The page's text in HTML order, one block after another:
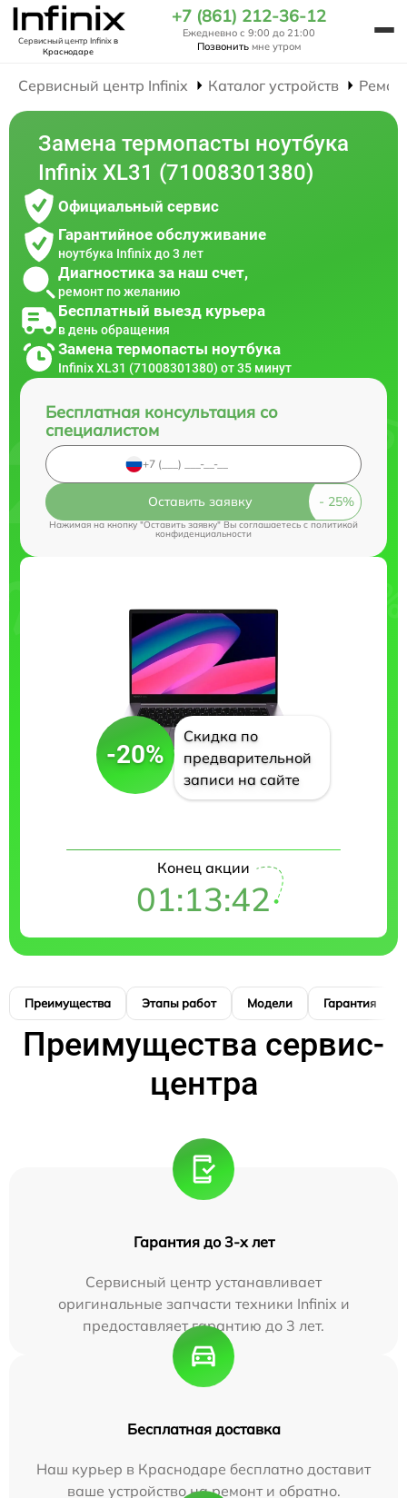
Сервисный центр Infinixв
Краснодаре
+7 (861) 212-36-12
Ежедневно с 9:00 до 21:00
Позвонить мне утром
Сервисный центр Infinix Каталог устройств
Замена термопасты ноутбука
Infinix XL31 (71008301380)
Официальный сервис
Гарантийное обслуживание
ноутбука Infinix до 3 лет
Диагностика за наш счет,
ремонт по желанию
Бесплатный выезд курьера
в день обращения
Замена термопасты ноутбука
Infinix XL31 (71008301380) от 35 минут
Бесплатная консультация со
специалистом
Оставить заявку
Нажимая на кнопку "Оставить заявку" Вы соглашаетесь cполитикой
конфиденциальности
-20%
Скидка по
предварительной
записи на сайте
Конец акции
01:13:41
Преимущества Этапы работ Модели Гарантия
Преимущества сервис-
центра
Гарантия до 3-х лет
Сервисный центр устанавливает
оригинальные запчасти техники Infinix и
предоставляет гарантию до 3 лет.
Бесплатная доставка
Наш курьер в Краснодаре бесплатно доставит
ваше устройство на ремонт и обратно.